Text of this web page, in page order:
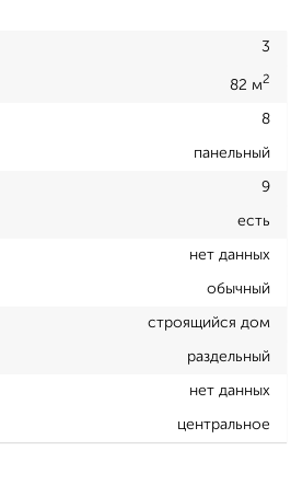
3
82 м2
8
панельный
9
есть
нет данных
обычный
строящийся дом
раздельный
нет данных
центральное